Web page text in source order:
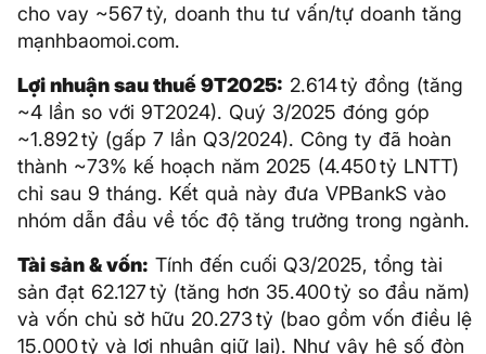
cho vay ~567 tỷ, doanh thu tư vấn/tự doanh tăng
mạnhbaomoi.com.
Lợi nhuận sau thuế 9T2025: 2.614 tỷ đồng (tăng
~4 lần so với 9T2024). Quý 3/2025 đóng góp
~1.892 tỷ (gấp 7 lần Q3/2024). Công ty đã hoàn
thành ~73% kế hoạch năm 2025 (4.450 tỷ LNTT)
chỉ sau 9 tháng. Kết quả này đưa VPBankS vào
nhóm dẫn đầu về tốc độ tăng trưởng trong ngành.
Tài sản & vốn: Tính đến cuối Q3/2025, tổng tài
sản đạt 62.127 tỷ (tăng hơn 35.400 tỷ so đầu năm)
và vốn chủ sở hữu 20.273 tỷ (bao gồm vốn điều lệ
15.000 tỷ và lợi nhuận giữ lại). Như vậy hệ số đòn